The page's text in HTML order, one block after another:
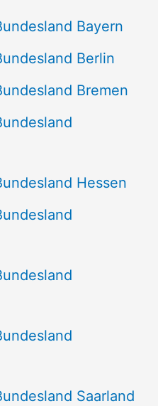
Bayern
Berlin
Bremen
Hessen
Saarland